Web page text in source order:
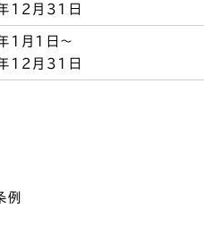
12月31日
1月1日～
12月31日
例